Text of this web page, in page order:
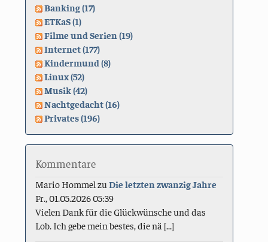
Banking (17)
ETKaS (1)
Filme und Serien (19)
Internet (177)
Kindermund (8)
Linux (52)
Musik (42)
Nachtgedacht (16)
Privates (196)
Kommentare
Mario Hommel zuDie letzten zwanzig Jahre
Fr., 01.05.2026 05:39
Vielen Dank für die Glückwünsche und das
Lob. Ich gebe mein bestes, die nä [...]